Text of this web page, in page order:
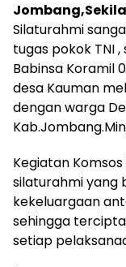
Silaturahmi
tugas pokok TNI
Babinsa Koramil
desa Kauman
dengan warga
Kegiatan
silaturahmi yang
kekeluargaan
sehingga
setiap